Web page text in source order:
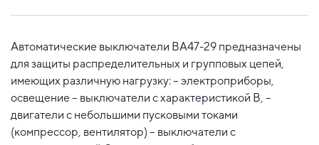
Автоматические выключатели ВА47-29 предназначены
для защиты распределительных и групповых цепей,
имеющих различную нагрузку: – электроприборы,
освещение – выключатели с характеристикой В, –
двигатели с небольшими пусковыми токами
(компрессор, вентилятор) – выключатели с